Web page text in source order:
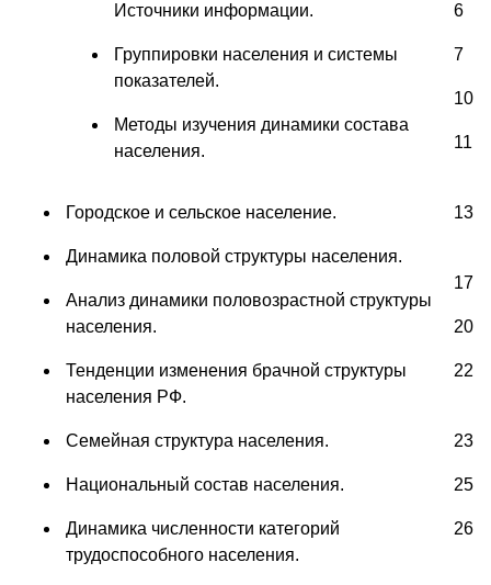
Источники информации.
Группировки населения и системы
показателей.
Методы изучения динамики состава
населения.
Городское и сельское население.
Динамика половой структуры населения.
Анализ динамики половозрастной структуры
населения.
Тенденции изменения брачной структуры
населения РФ.
Семейная структура населения.
Национальный состав населения.
Динамика численности категорий
трудоспособного населения.
6
7
10
11
13
17
20
22
23
25
26